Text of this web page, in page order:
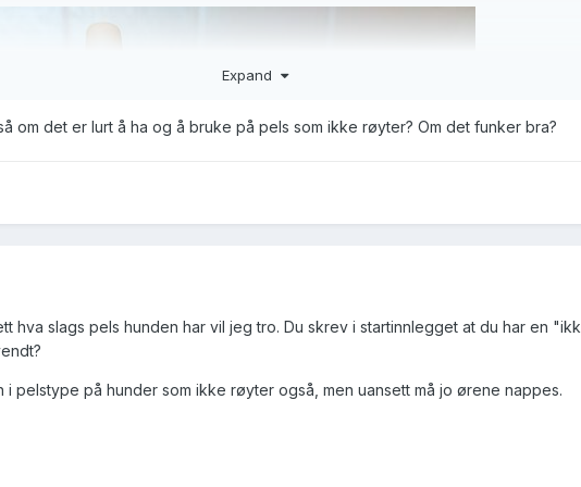
Expand
om det er lurt å ha og å bruke på pels som ikke røyter? Om det funker bra?
hva slags pels hunden har vil jeg tro. Du skrev i startinnlegget at du har en
i pelstype på hunder som ikke røyter også, men uansett må jo ørene nappes.